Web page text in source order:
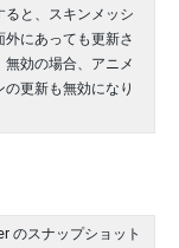
ると、スキンメッシ
外にあっても更新さ
無効の場合、アニメ
の更新も無効になり
のスナップショット